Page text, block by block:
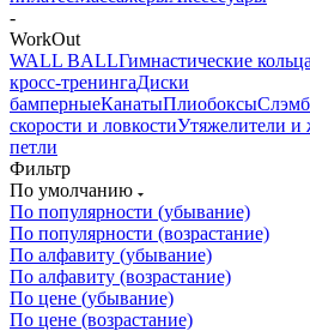
-
WorkOut
WALL BALLГимнастические
кросс-тренингаДиски
бамперныеКанатыПлиобоксы
скорости и ловкостиУтяжелители и
петли
Фильтр
По умолчанию
По популярности (убывание)
По популярности (возрастание)
По алфавиту (убывание)
По алфавиту (возрастание)
По цене (убывание)
По цене (возрастание)